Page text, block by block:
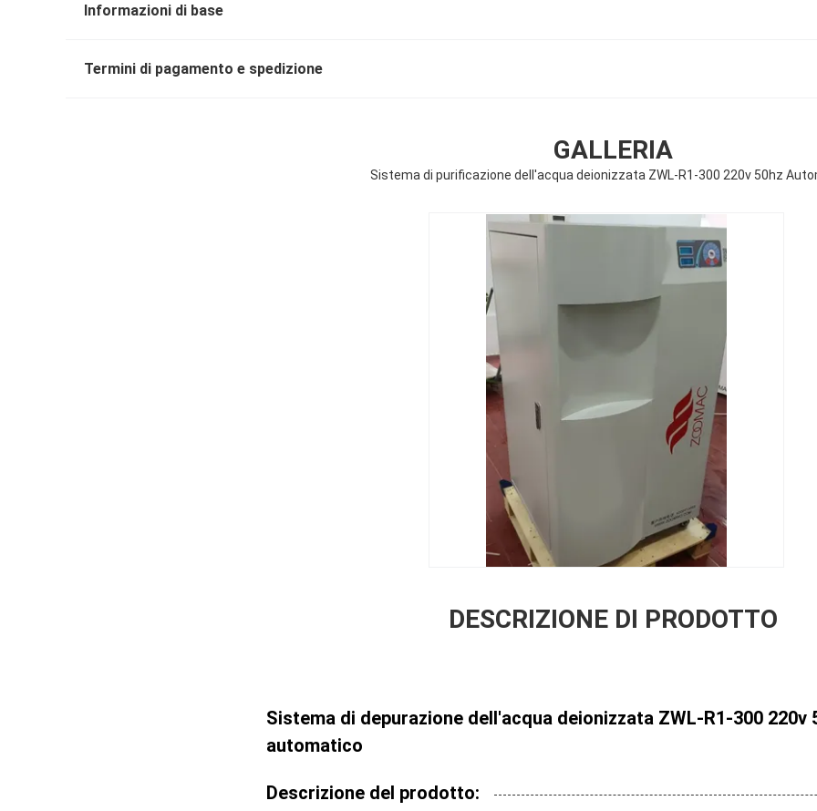
Informazioni di base
Termini di pagamento e spedizione
GALLERIA
Sistema di purificazione dell'acqua deionizzata ZWL-R1-300 220v 50hz
DESCRIZIONE DI PRODOTTO
Sistema di depurazione dell'acqua deionizzata ZWL-R1-300 220v
automatico
Descrizione del prodotto: